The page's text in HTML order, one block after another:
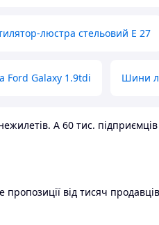
люстра стельовий E 27
Ford Galaxy 1.9tdi Шини
А 60 тис. підприємців
від тисяч